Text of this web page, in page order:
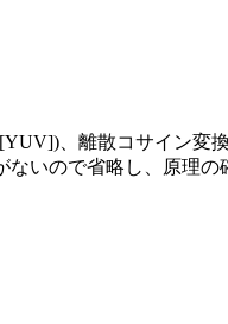
、離散コサイン変
いので省略し、原理の